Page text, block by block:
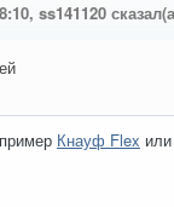
ss141120
Кнауф Flex